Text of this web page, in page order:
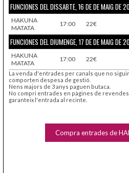
FUNCIONES DEL DISSABTE, 16 DE DE MAIG DE
HAKUNA
MATATA
17:00 22€
FUNCIONES DEL DIUMENGE, 17 DE DE MAIG DE
HAKUNA
MATATA
17:00 22€
La venda d'entrades per canals que no
comporten despesa de gestió.
Nens majors de 3 anys paguen butaca.
No compri entrades en pàgines de
garanteix l'entrada al recinte.
Compra entrades de